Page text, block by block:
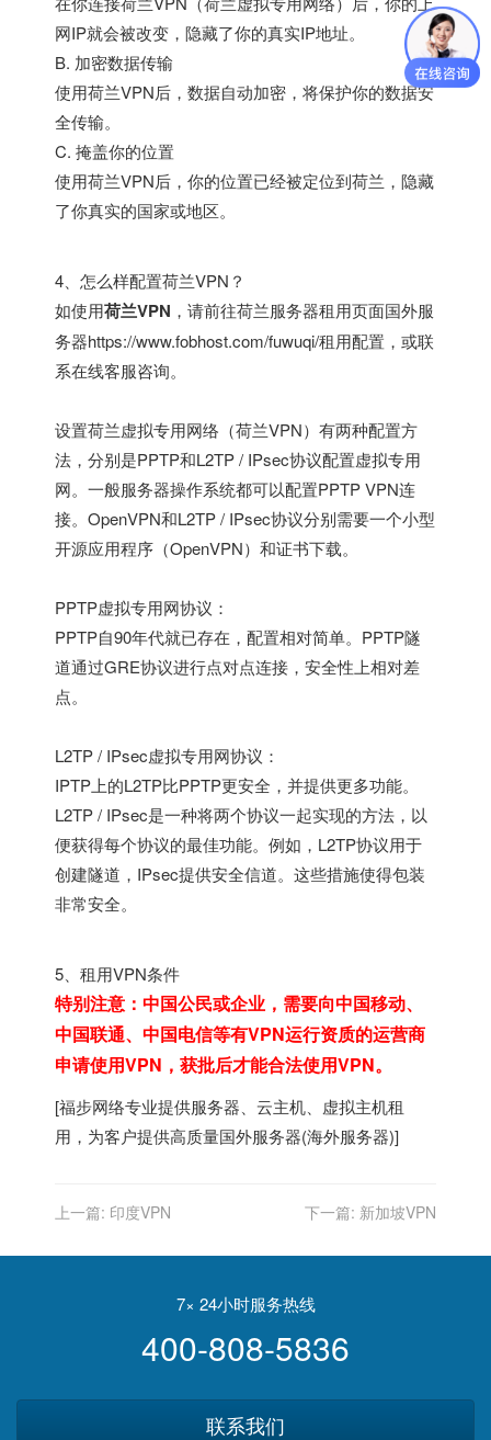
网IP就会被改变，隐藏了你的真实IP地址。
B. 加密数据传输
使用荷兰VPN后，数据自动加密，将保护你的数据安
全传输。
C. 掩盖你的位置
使用荷兰VPN后，你的位置已经被定位到荷兰，隐藏
了你真实的国家或地区。
4、怎么样配置荷兰VPN？
如使用荷兰VPN ，请前往荷兰服务器租用页面国外服
务器https://www.fobhost.com/fuwuqi/租用配置，或联
系在线客服咨询。
设置荷兰虚拟专用网络（荷兰VPN）有两种配置方
法，分别是PPTP和L2TP / IPsec协议配置虚拟专用
网。一般服务器操作系统都可以配置PPTP VPN连
接。OpenVPN和L2TP / IPsec协议分别需要一个小型
开源应用程序（OpenVPN）和证书下载。
PPTP虚拟专用网协议：
PPTP自90年代就已存在，配置相对简单。PPTP隧
道通过GRE协议进行点对点连接，安全性上相对差
点。
L2TP / IPsec虚拟专用网协议：
IPTP上的L2TP比PPTP更安全，并提供更多功能。
L2TP / IPsec是一种将两个协议一起实现的方法，以
便获得每个协议的最佳功能。例如，L2TP协议用于
创建隧道，IPsec提供安全信道。这些措施使得包装
非常安全。
5、租用VPN条件
特别注意：中国公民或企业，需要向中国移动、
中国联通、中国电信等有VPN运行资质的运营商
申请使用VPN，获批后才能合法使用VPN。
[福步网络专业提供服务器 云主机 虚拟主机租
用，为客户提供高质量国外服务器(海外服务器)]
上一篇: 印度VPN 下一篇: 新加坡VPN
7× 24小时服务热线
400-808-5836
联系我们